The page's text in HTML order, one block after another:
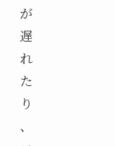
が
遅
れ
た
り
、